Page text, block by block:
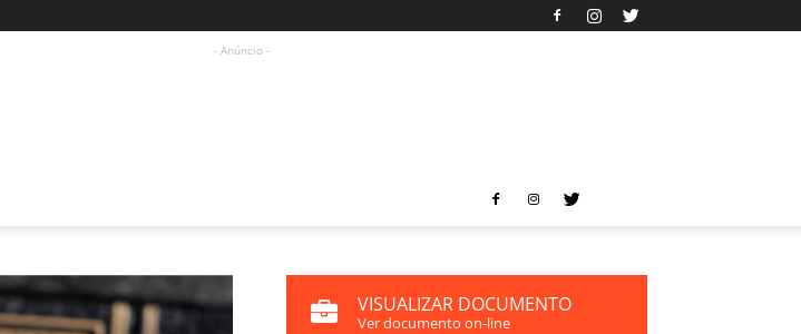
- Anúncio -
VISUALIZAR DOCUMENTO
Ver documento on-line